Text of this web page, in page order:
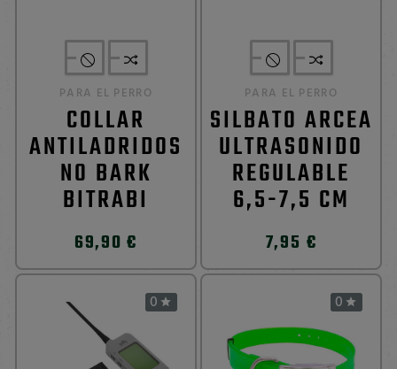
PARA EL PERRO
COLLAR
ANTILADRIDOS
NO BARK
BITRABI
69,90 €
PARA EL PERRO
SILBATO ARCEA
ULTRASONIDO
REGULABLE
6,5-7,5 CM
7,95 €
0  0 